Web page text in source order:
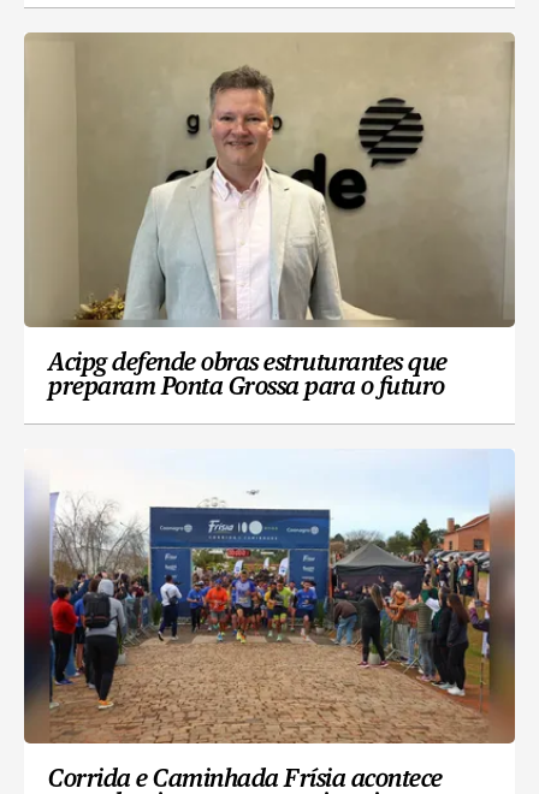
Acipg defende obras estruturantes que
preparam Ponta Grossa para o futuro
Corrida e Caminhada Frísia acontece